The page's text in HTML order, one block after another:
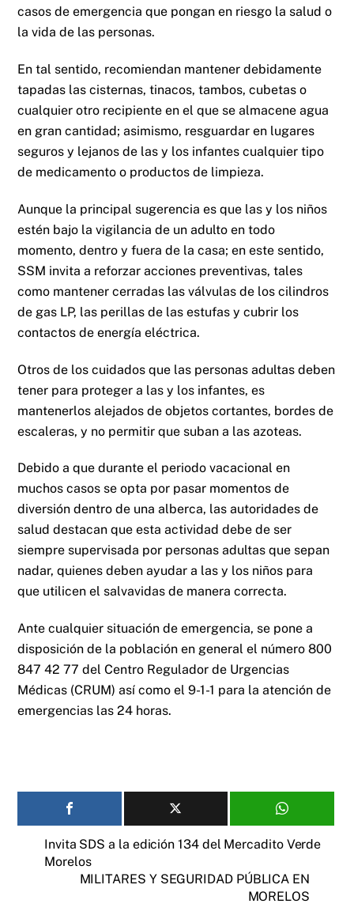
casos de emergencia que pongan en riesgo la salud o
la vida de las personas.
En tal sentido, recomiendan mantener debidamente
tapadas las cisternas, tinacos, tambos, cubetas o
cualquier otro recipiente en el que se almacene agua
en gran cantidad; asimismo, resguardar en lugares
seguros y lejanos de las y los infantes cualquier tipo
de medicamento o productos de limpieza.
Aunque la principal sugerencia es que las y los niños
estén bajo la vigilancia de un adulto en todo
momento, dentro y fuera de la casa; en este sentido,
SSM invita a reforzar acciones preventivas, tales
como mantener cerradas las válvulas de los cilindros
de gas LP, las perillas de las estufas y cubrir los
contactos de energía eléctrica.
Otros de los cuidados que las personas adultas deben
tener para proteger a las y los infantes, es
mantenerlos alejados de objetos cortantes, bordes de
escaleras, y no permitir que suban a las azoteas.
Debido a que durante el periodo vacacional en
muchos casos se opta por pasar momentos de
diversión dentro de una alberca, las autoridades de
salud destacan que esta actividad debe de ser
siempre supervisada por personas adultas que sepan
nadar, quienes deben ayudar a las y los niños para
que utilicen el salvavidas de manera correcta.
Ante cualquier situación de emergencia, se pone a
disposición de la población en general el número 800
847 42 77 del Centro Regulador de Urgencias
Médicas (CRUM) así como el 9-1-1 para la atención de
emergencias las 24 horas.
Invita SDS a la edición 134 del Mercadito Verde
Morelos
MILITARES Y SEGURIDAD PÚBLICA EN
MORELOS